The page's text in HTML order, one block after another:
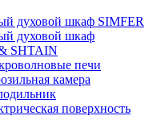
духовой шкаф SIMFER
духовой шкаф
SHTAIN
печи
камера
поверхность